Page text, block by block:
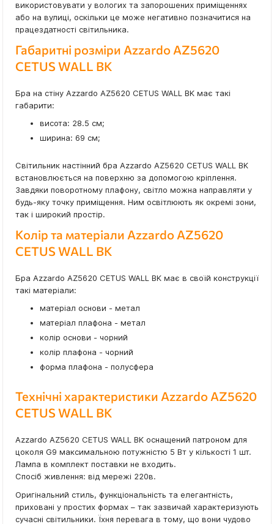
використовувати у вологих та запорошених приміщеннях
або на вулиці, оскільки це може негативно позначитися на
працездатності світильника.
Габаритні розміри Azzardo AZ5620
CETUS WALL BK
Бра на стіну Azzardo AZ5620 CETUS WALL BK має такі
габарити:
висота: 28.5 см;
ширина: 69 см;
Світильник настінний бра Azzardo AZ5620 CETUS WALL BK
встановлюється на поверхню за допомогою кріплення.
Завдяки поворотному плафону, світло можна направляти у
будь-яку точку приміщення. Ним освітлюють як окремі зони,
так і широкий простір.
Колір та матеріали Azzardo AZ5620
CETUS WALL BK
Бра Azzardo AZ5620 CETUS WALL BK має в своїй конструкції
такі матеріали:
матеріал основи - метал
матеріал плафона - метал
колір основи - чорний
колір плафона - чорний
форма плафона - полусфера
Технічні характеристики Azzardo AZ5620
CETUS WALL BK
Azzardo AZ5620 CETUS WALL BK оснащений патроном для
цоколя G9 максимальною потужністю 5 Вт у кількості 1 шт.
Лампа в комплект поставки не входить.
Спосіб живлення: від мережі 220в.
Оригінальний стиль, функціональність та елегантність,
приховані у простих формах – так зазвичай характеризують
сучасні світильники. Їхня перевага в тому, що вони чудово